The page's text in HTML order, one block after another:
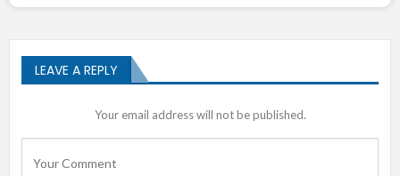
LEAVE A REPLY
Your email address will not be published.